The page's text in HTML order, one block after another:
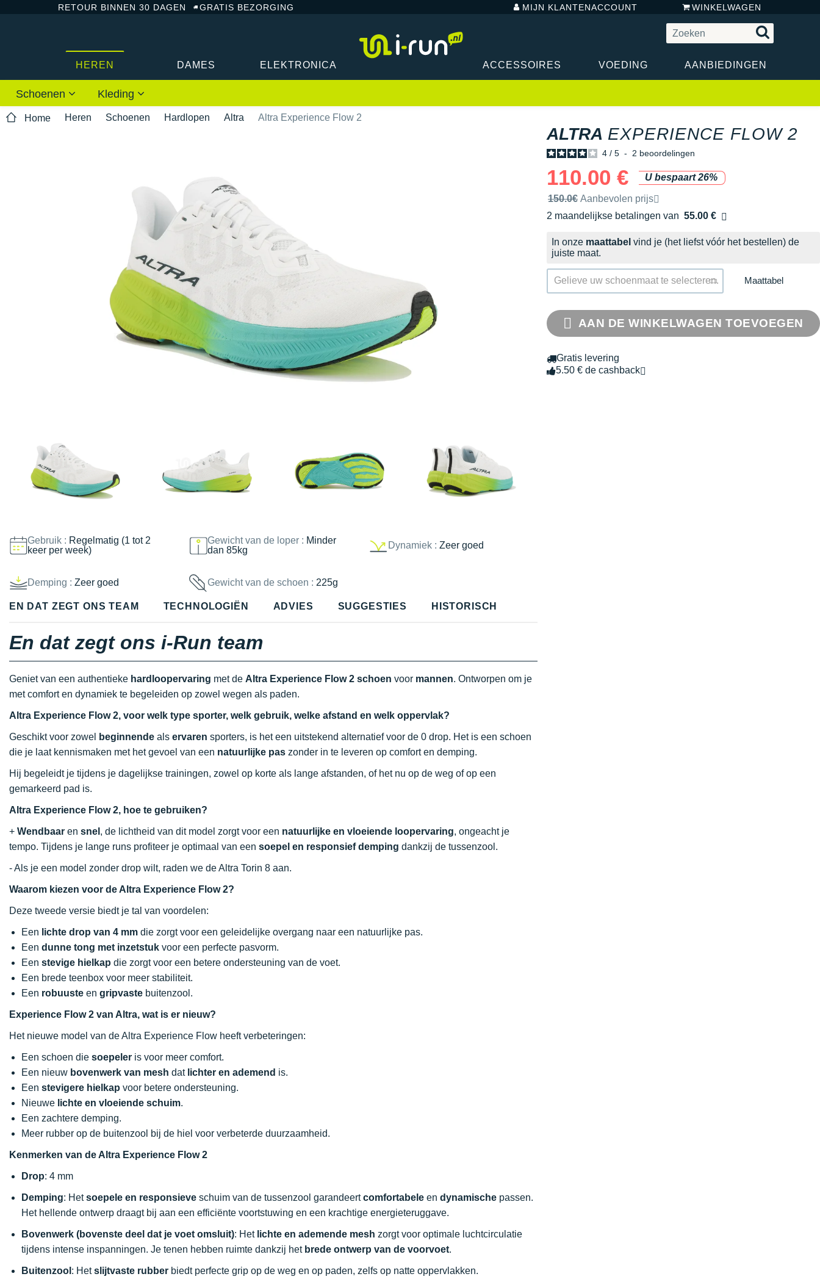
RETOUR BINNEN 30 DAGEN GRATIS BEZORGING MIJN KLANTENACCOUNT WINKELWAGEN
HEREN DAMES ELEKTRONICA ACCESSOIRES VOEDING AANBIEDINGEN
Schoenen Kleding
Home Heren Schoenen Hardlopen Altra Altra Experience Flow 2
Gebruik : Regelmatig (1 tot 2
keer per week)
Gewicht van de loper : Minder
dan 85kg
Dynamiek : Zeer goed
Demping : Zeer goed Gewicht van de schoen : 225g
ALTRA EXPERIENCE FLOW 2
4 / 5 - 2 beoordelingen
110.00 €
U bespaart 26%
Door het merk aanbevolen verkoopprijs
150.0€ Aanbevolen prijs
2 maandelijkse betalingen van 55.00 €
zonder kosten
In onze maattabel vind je (het liefst vóór het bestellen) de
juiste maat.
Gelieve uw schoenmaat te selecteren. Maattabel
AAN DE WINKELWAGEN TOEVOEGEN
Gratis levering
5.50 € de cashback
EN DAT ZEGT ONS TEAM TECHNOLOGIËN ADVIES SUGGESTIES HISTORISCH
En dat zegt ons i-Run team
Geniet van een authentieke hardloopervaring met de Altra Experience Flow 2 schoen voor mannen. Ontworpen om je
met comfort en dynamiek te begeleiden op zowel wegen als paden.
Altra Experience Flow 2, voor welk type sporter, welk gebruik, welke afstand en welk oppervlak?
Geschikt voor zowel beginnende als ervaren sporters, is het een uitstekend alternatief voor de 0 drop. Het is een schoen
die je laat kennismaken met het gevoel van een natuurlijke pas zonder in te leveren op comfort en demping.
Hij begeleidt je tijdens je dagelijkse trainingen, zowel op korte als lange afstanden, of het nu op de weg of op een
gemarkeerd pad is.
Altra Experience Flow 2, hoe te gebruiken?
+ Wendbaar en snel , de lichtheid van dit model zorgt voor een natuurlijke en vloeiende loopervaring, ongeacht je
tempo. Tijdens je lange runs profiteer je optimaal van een soepel en responsief demping dankzij de tussenzool.
- Als je een model zonder drop wilt, raden we de Altra Torin 8 aan.
Waarom kiezen voor de Altra Experience Flow 2?
Deze tweede versie biedt je tal van voordelen:
Een lichte drop van 4 mm die zorgt voor een geleidelijke overgang naar een natuurlijke pas.
Een dunne tong met inzetstuk voor een perfecte pasvorm.
Een stevige hielkap die zorgt voor een betere ondersteuning van de voet.
Een brede teenbox voor meer stabiliteit.
Een robuuste en gripvaste buitenzool.
Experience Flow 2 van Altra, wat is er nieuw?
Het nieuwe model van de Altra Experience Flow heeft verbeteringen:
Een schoen die soepeler is voor meer comfort.
Een nieuw bovenwerk van mesh dat lichter en ademend is.
Een stevigere hielkap voor betere ondersteuning.
Nieuwe lichte en vloeiende schuim.
Een zachtere demping.
Meer rubber op de buitenzool bij de hiel voor verbeterde duurzaamheid.
Kenmerken van de Altra Experience Flow 2
Drop: 4 mm
Demping: Hetsoepele en responsieve schuim van de tussenzool garandeertcomfortabele en dynamische passen.
Het hellende ontwerp draagt bij aan een efficiënte voortstuwing en een krachtige energieteruggave.
Bovenwerk (bovenste deel dat je voet omsluit): Het lichte en ademende mesh zorgt voor optimale luchtcirculatie
tijdens intense inspanningen. Je tenen hebben ruimte dankzij het brede ontwerp van de voorvoet.
Buitenzool : Hetslijtvaste rubber biedt perfecte grip op de weg en op paden, zelfs op natte oppervlakken.